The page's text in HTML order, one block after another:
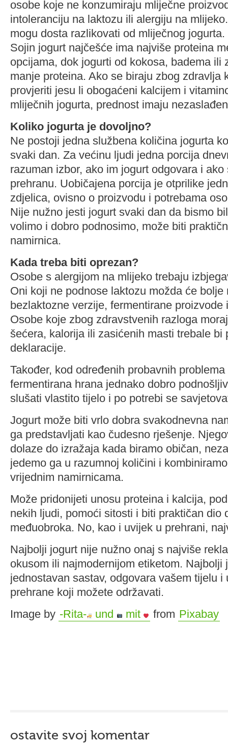
osobe koje ne konzumiraju mliječne
intoleranciju na laktozu ili alergiju na
mogu dosta razlikovati od mliječnog jogurta.
Sojin jogurt najčešće ima najviše proteina
opcijama, dok jogurti od kokosa, badema ili
manje proteina. Ako se biraju zbog zdravlja
provjeriti jesu li obogaćeni kalcijem i
mliječnih jogurta, prednost imaju
Koliko jogurta je dovoljno?
Ne postoji jedna službena količina jogurta
svaki dan. Za većinu ljudi jedna porcija
razuman izbor, ako im jogurt odgovara i ako
prehranu. Uobičajena porcija je otprilike
zdjelica, ovisno o proizvodu i potrebama
Nije nužno jesti jogurt svaki dan da bismo
volimo i dobro podnosimo, može biti
namirnica.
Kada treba biti oprezan?
Osobe s alergijom na mlijeko trebaju
Oni koji ne podnose laktozu možda će bolje
bezlaktozne verzije, fermentirane proizvode
Osobe koje zbog zdravstvenih razloga
šećera, kalorija ili zasićenih masti trebale bi
deklaracije.
Također, kod određenih probavnih
fermentirana hrana jednako dobro
slušati vlastito tijelo i po potrebi se
Jogurt može biti vrlo dobra svakodnevna
ga predstavljati kao čudesno rješenje.
dolaze do izražaja kada biramo običan,
jedemo ga u razumnoj količini i
vrijednim namirnicama.
Može pridonijeti unosu proteina i kalcija,
nekih ljudi, pomoći sitosti i biti praktičan dio
međuobroka. No, kao i uvijek u prehrani,
Najbolji jogurt nije nužno onaj s najviše
okusom ili najmodernijom etiketom. Najbolji
jednostavan sastav, odgovara vašem tijelu i
prehrane koji možete održavati.
Image by -Rita- und mit from Pixabay
ostavite svoj komentar